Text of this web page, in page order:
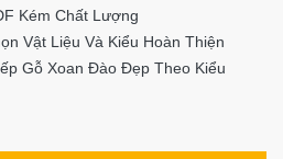
Kém Chất Lượng
Vật Liệu Và Kiểu Hoàn Thiện
Gỗ Xoan Đào Đẹp Theo Kiểu